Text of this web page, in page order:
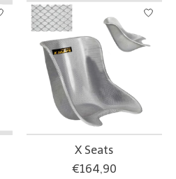
X Seats
€164,90